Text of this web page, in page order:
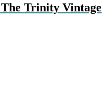
Trinity Vintage